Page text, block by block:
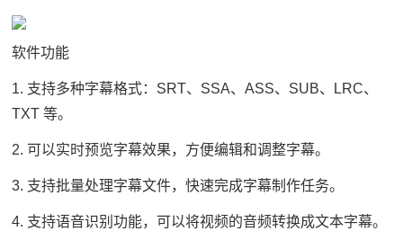
软件功能
1. 支持多种字幕格式：SRT、SSA、ASS、SUB、LRC、
TXT 等。
2. 可以实时预览字幕效果，方便编辑和调整字幕。
3. 支持批量处理字幕文件，快速完成字幕制作任务。
4. 支持语音识别功能，可以将视频的音频转换成文本字幕。